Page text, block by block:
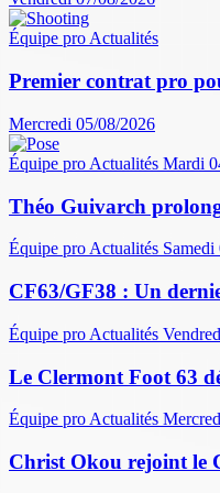
Équipe proActualités
Premier contrat pro
Mercredi 05/08/2026
Équipe pro Actualités Mardi
Théo Guivarch
Équipe pro Actualités
CF63/GF38 : Un
Équipe pro Actualités
Le Clermont Foot 63
Équipe pro Actualités
Christ Okou rejoint le